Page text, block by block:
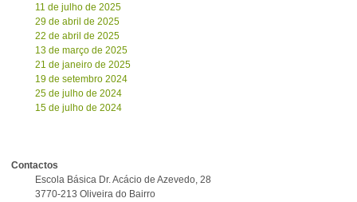
11 de julho de 2025
29 de abril de 2025
22 de abril de 2025
13 de março de 2025
21 de janeiro de 2025
19 de setembro 2024
25 de julho de 2024
15 de julho de 2024
Contactos
Escola Básica Dr. Acácio de Azevedo, 28
3770-213 Oliveira do Bairro